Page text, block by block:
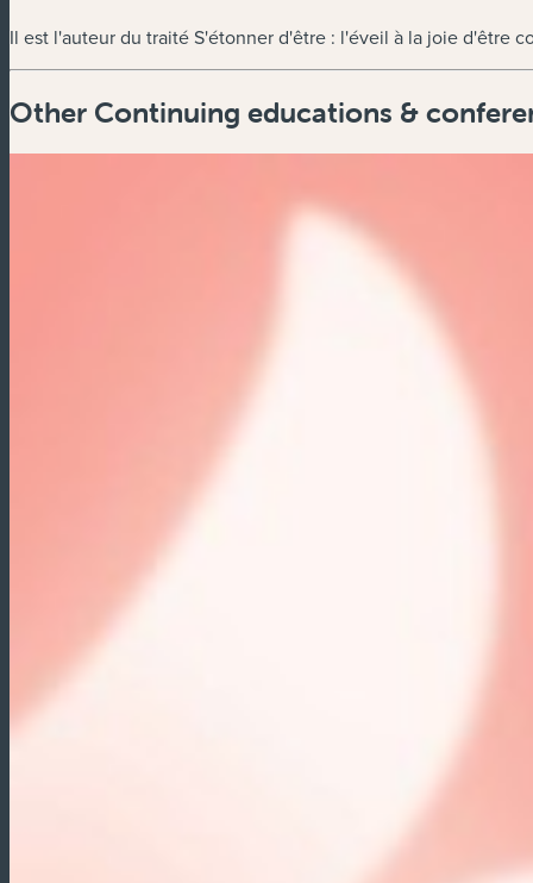
Il est l'auteur du traité S'étonner d'être : l'éveil à la joie d'être
Other Continuing educations &